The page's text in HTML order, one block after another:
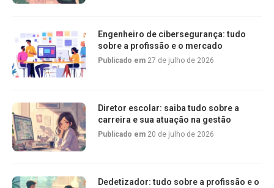
Engenheiro de cibersegurança: tudo
sobre a profissão e o mercado
Publicado em 27 de julho de 2026
Diretor escolar: saiba tudo sobre a
carreira e sua atuação na gestão
Publicado em 20 de julho de 2026
Dedetizador: tudo sobre a profissão e o